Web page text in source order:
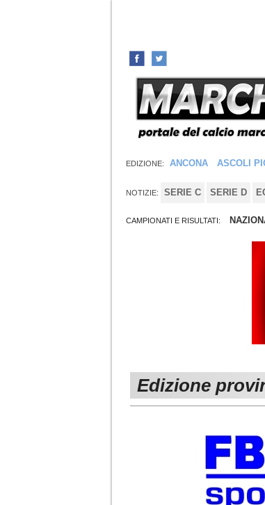
EDIZIONE: ANCONA ASCOLI
NOTIZIE: SERIE C SERIE D
CAMPIONATI E RISULTATI:
Edizione